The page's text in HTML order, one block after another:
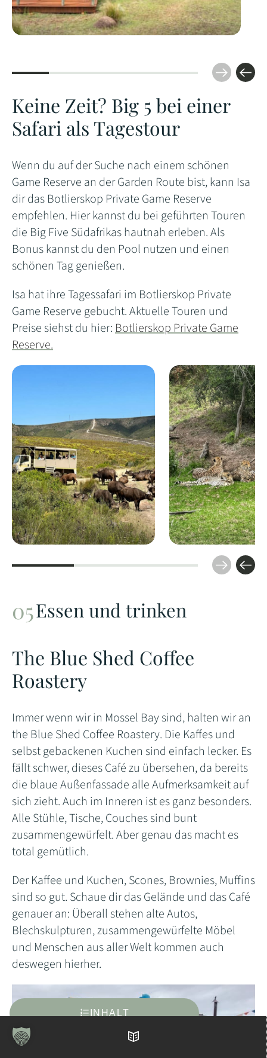
INHALT
Keine Zeit? Big 5 bei einer
Safari als Tagestour
Wenn du auf der Suche nach einem schönen
Game Reserve an der Garden Route bist, kann Isa
dir das Botlierskop Private Game Reserve
empfehlen. Hier kannst du bei geführten Touren
die Big Five Südafrikas hautnah erleben. Als
Bonus kannst du den Pool nutzen und einen
schönen Tag genießen.
Isa hat ihre Tagessafari im Botlierskop Private
Game Reserve gebucht. Aktuelle Touren und
Preise siehst du hier:Botlierskop Private Game
Reserve.
Essen und trinken
The Blue Shed Coffee
Roastery
Immer wenn wir in Mossel Bay sind, halten wir an
the Blue Shed Coffee Roastery. Die Kaffes und
selbst gebackenen Kuchen sind einfach lecker. Es
fällt schwer, dieses Café zu übersehen, da bereits
die blaue Außenfassade alle Aufmerksamkeit auf
sich zieht. Auch im Inneren ist es ganz besonders.
Alle Stühle, Tische, Couches sind bunt
zusammengewürfelt. Aber genau das macht es
total gemütlich.
Der Kaffee und Kuchen, Scones, Brownies, Muffins
sind so gut. Schaue dir das Gelände und das Café
genauer an: Überall stehen alte Autos,
Blechskulpturen, zusammengewürfelte Möbel
und Menschen aus aller Welt kommen auch
deswegen hierher.
Inhaltsverzeichnis